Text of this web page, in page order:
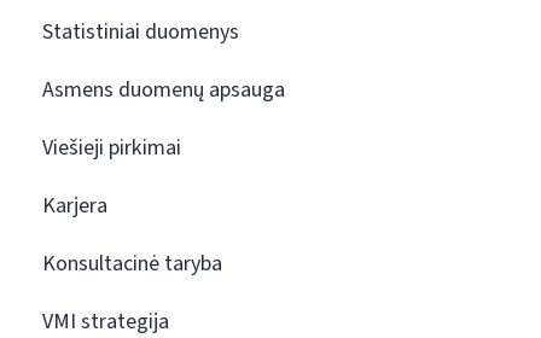
Statistiniai duomenys
Asmens duomenų apsauga
Viešieji pirkimai
Karjera
Konsultacinė taryba
VMI strategija